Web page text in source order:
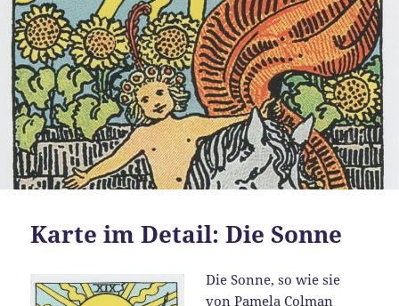
Karte im Detail: Die Sonne
Die Sonne, so wie sie
von Pamela Colman